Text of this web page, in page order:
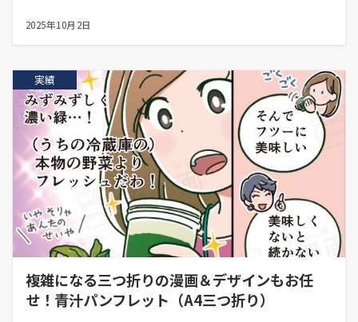
2025年10月2日
実績
複雑になる三つ折りの漫画＆デザインもお任
せ！青汁パンフレット（A4三つ折り）